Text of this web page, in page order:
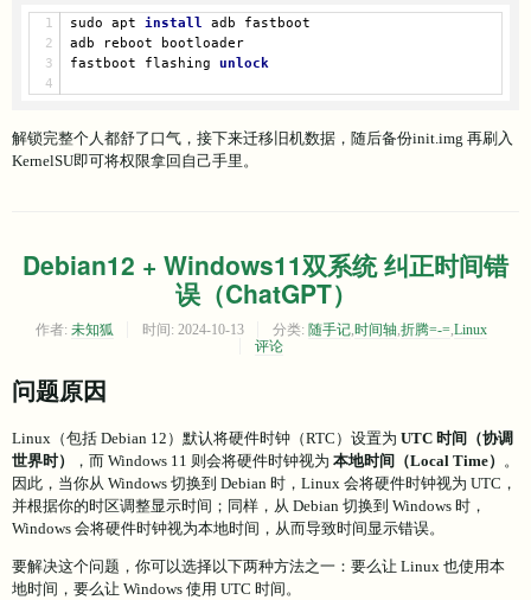
sudo apt install
adb fastboot
adb reboot bootloader
fastboot flashing unlock
解锁完整个人都舒了口气，接下来迁移旧机数据，随后备份init.img 再刷入
KernelSU即可将权限拿回自己手里。
Debian12 + Windows11双系统 纠正时间错
误（ChatGPT）
作者: 未知狐 时间: 2024-10-13 分类: 随手记, 时间轴 折腾=-=, Linux
评论
问题原因
Linux（包括 Debian 12）默认将硬件时钟（RTC）设置为 UTC 时间（协调
世界时）
，而 Windows 11 则会将硬件时钟视为 本地时间（Local Time） 。
因此，当你从 Windows 切换到 Debian 时，Linux 会将硬件时钟视为 UTC，
并根据你的时区调整显示时间；同样，从 Debian 切换到 Windows 时，
Windows 会将硬件时钟视为本地时间，从而导致时间显示错误。
要解决这个问题，你可以选择以下两种方法之一：要么让 Linux 也使用本
地时间，要么让 Windows 使用 UTC 时间。